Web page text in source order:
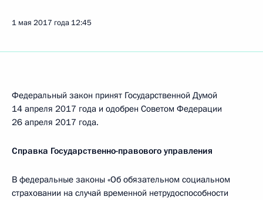
1 мая 2017 года 12:45
Федеральный закон принят Государственной Думой
14 апреля 2017 года и одобрен Советом Федерации
26 апреля 2017 года.
Справка Государственно-правового управления
В федеральные законы «Об обязательном социальном
страховании на случай временной нетрудоспособности